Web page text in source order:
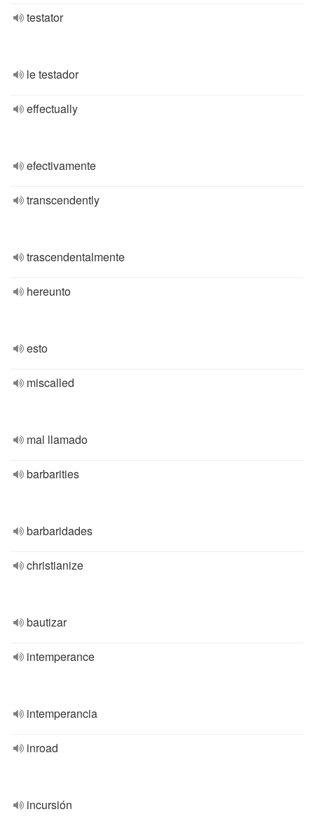
testator
le testador
effectually
efectivamente
transcendently
trascendentalmente
hereunto
esto
miscalled
mal llamado
barbarities
barbaridades
christianize
bautizar
intemperance
intemperancia
inroad
incursión